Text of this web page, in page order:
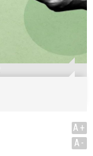
A+
A-